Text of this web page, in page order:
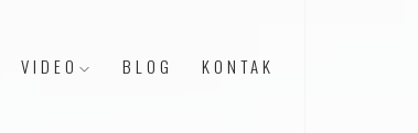
VIDEO BLOG KONTAK